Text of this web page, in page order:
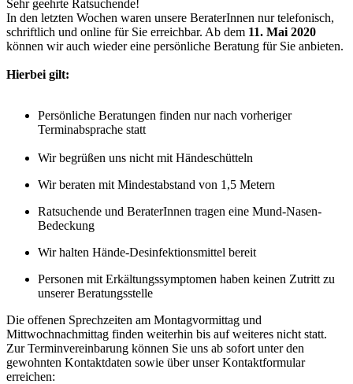
Sehr geehrte Ratsuchende!
In den letzten Wochen waren unsere BeraterInnen nur telefonisch,
schriftlich und online für Sie erreichbar. Ab dem 11. Mai 2020
können wir auch wieder eine persönliche Beratung für Sie anbieten.
Hierbei gilt:
Persönliche Beratungen finden nur nach vorheriger
Terminabsprache statt
Wir begrüßen uns nicht mit Händeschütteln
Wir beraten mit Mindestabstand von 1,5 Metern
Ratsuchende und BeraterInnen tragen eine Mund-Nasen-
Bedeckung
Wir halten Hände-Desinfektionsmittel bereit
Personen mit Erkältungssymptomen haben keinen Zutritt zu
unserer Beratungsstelle
Die offenen Sprechzeiten am Montagvormittag und
Mittwochnachmittag finden weiterhin bis auf weiteres nicht statt.
Zur Terminvereinbarung können Sie uns ab sofort unter den
gewohnten Kontaktdaten sowie über unser Kontaktformular
erreichen: